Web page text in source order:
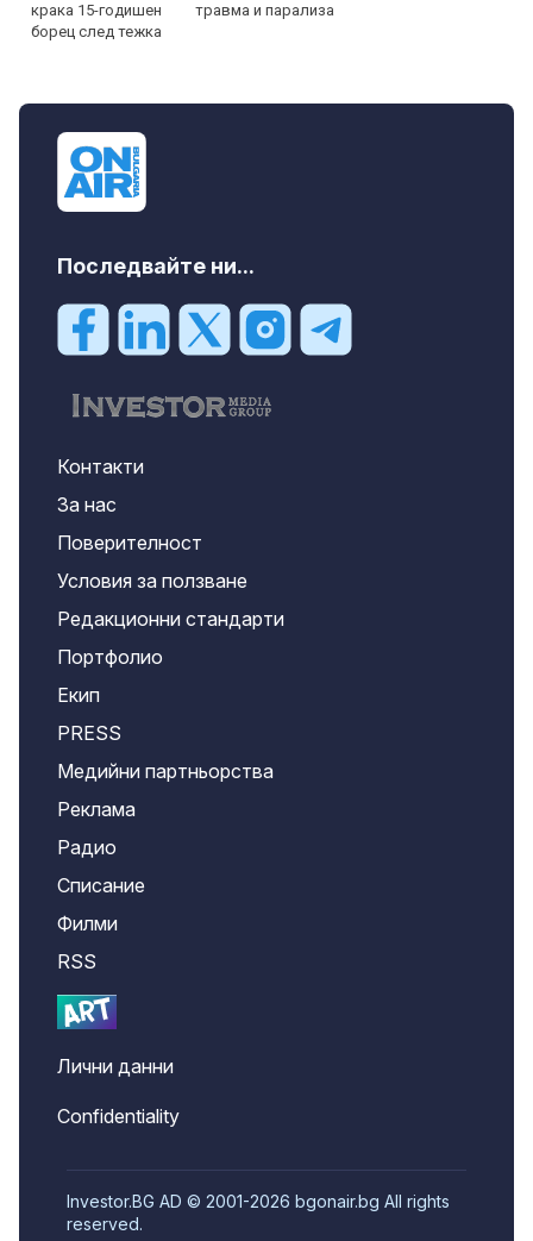
травма и парализа
Последвайте ни...
Контакти
За нас
Поверителност
Условия за ползване
Редакционни стандарти
Портфолио
Екип
PRESS
Медийни партньорства
Реклама
Радио
Списание
Филми
RSS
Лични данни
Confidentiality
Investor.BG AD © 2001-2026 bgonair.bg All rights
reserved.